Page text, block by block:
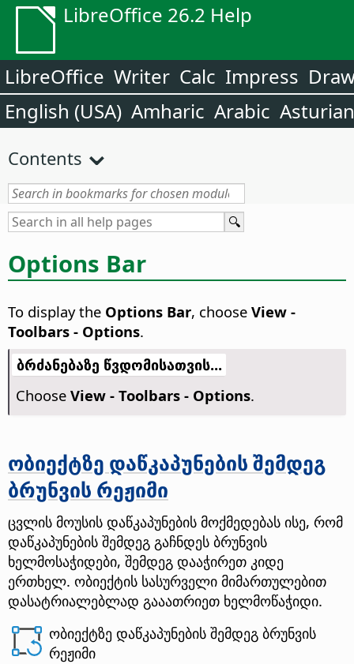
LibreOffice 26.2 Help
LibreOffice Writer Calc Impress
English (USA) Amharic Arabic Asturian
Contents
Options Bar
To display the Options Bar, choose View -
Toolbars - Options.
ბრძანებაზე წვდომისათვის...
Choose View - Toolbars - Options.
ობიექტზე დაწკაპუნების შემდეგ
ბრუნვის რეჟიმი
ცვლის მოუსის დაწკაპუნების მოქმედებას ისე, რომ
დაწკაპუნების შემდეგ გაჩნდეს ბრუნვის
ხელმოსაჭიდები, შემდეგ დააჭირეთ კიდე
ერთხელ. ობიექტის სასურველი მიმართულებით
დასატრიალებლად გააათრიეთ ხელმოწაჭიდი.
ობიექტზე დაწკაპუნების შემდეგ ბრუნვის
რეჟიმი